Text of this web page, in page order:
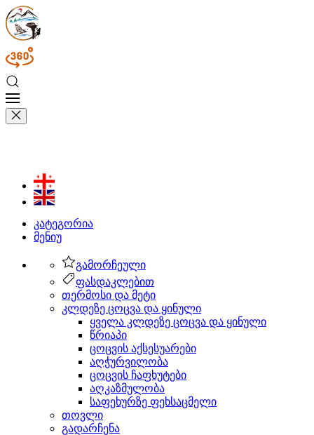
კატეგორია
მენიუ
გამორჩეული
ფასდაკლებით
თერმოსი და მეტი
კლდეზე ცოცვა და ყინული
ყველა კლდეზე ცოცვა და ყინული
წრიაპი
ცოცვის აქსესუარები
აღჭურვილობა
ცოცვის ჩაფხუტები
აღკაზმულობა
საფეხურზე ფეხსაცმელი
თოვლი
გადარჩენა